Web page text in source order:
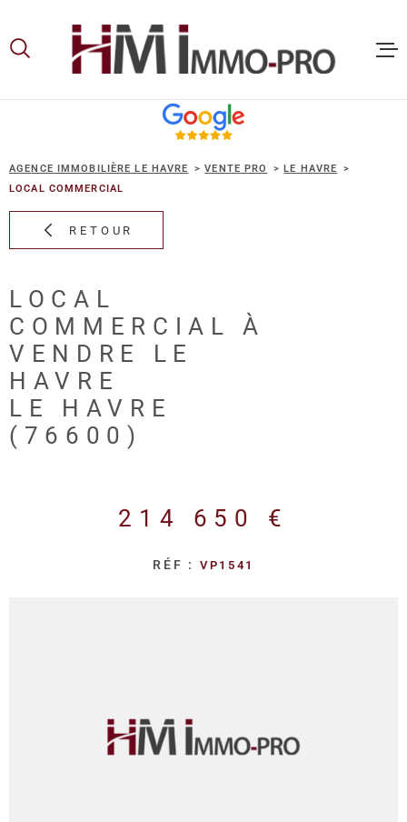
lamenu
contenu
AGENCE IMMOBILIÈRE LE HAVRE VENTE PRO
LE HAVRE
LOCAL COMMERCIAL
RETOUR
LOCAL
COMMERCIAL À
VENDRE LE
HAVRE
LE HAVRE
(76600)
214 650 €
RÉF :VP1541